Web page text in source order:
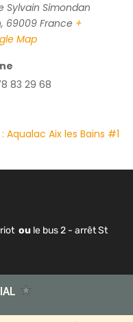
Sylvain Simondan
, 69009 France +
Map
83 29 68
Aix les Bains #1
ou le bus 2 - arrêt St